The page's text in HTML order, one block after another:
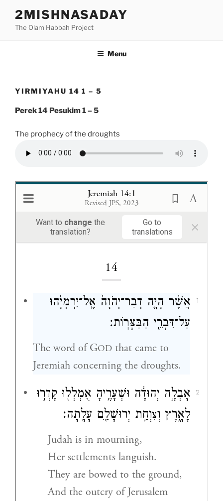
content
2MISHNASADAY
The Olam Habbah Project
Menu
YIRMIYAHU 14 1 – 5
Perek 14 Pesukim 1 – 5
The prophecy of the droughts